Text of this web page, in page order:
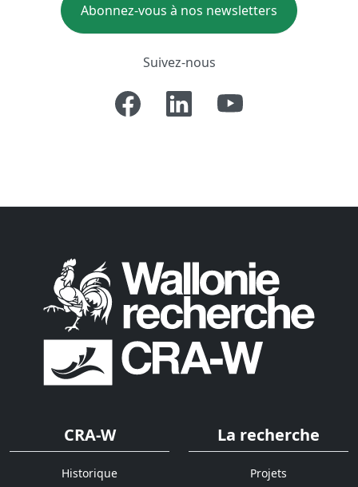
Abonnez-vous à nos newsletters
Suivez-nous
CRA-W
Historique
La recherche
Projets